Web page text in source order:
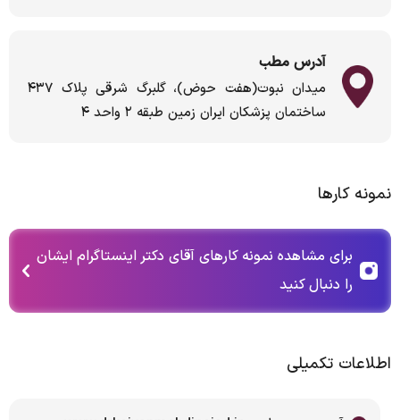
آدرس مطب
میدان نبوت(هفت حوض)، گلبرگ شرقی پلاک ۴۳۷
ساختمان پزشکان ایران زمین طبقه ۲ واحد ۴
نمونه کارها
برای مشاهده نمونه کارهای آقای دکتر اینستاگرام ایشان
را دنبال کنید
اطلاعات تکمیلی